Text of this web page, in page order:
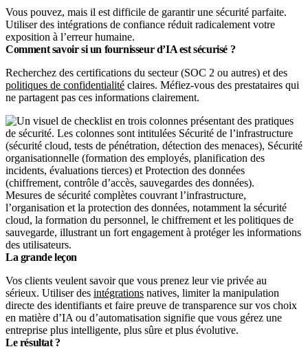
Vous pouvez, mais il est difficile de garantir une sécurité parfaite.
Utiliser des intégrations de confiance réduit radicalement votre
exposition à l’erreur humaine.
Comment savoir si un fournisseur d’IA est sécurisé ?
Recherchez des certifications du secteur (SOC 2 ou autres) et des
politiques de confidentialité claires. Méfiez-vous des prestataires qui
ne partagent pas ces informations clairement.
Mesures de sécurité complètes couvrant l’infrastructure,
l’organisation et la protection des données, notamment la sécurité
cloud, la formation du personnel, le chiffrement et les politiques de
sauvegarde, illustrant un fort engagement à protéger les informations
des utilisateurs.
La grande leçon
Vos clients veulent savoir que vous prenez leur vie privée au
sérieux. Utiliser des intégrations natives, limiter la manipulation
directe des identifiants et faire preuve de transparence sur vos choix
en matière d’IA ou d’automatisation signifie que vous gérez une
entreprise plus intelligente, plus sûre et plus évolutive.
Le résultat ?